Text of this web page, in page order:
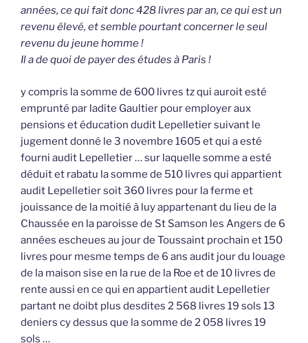
années, ce qui fait donc 428 livres par an, ce qui est un
revenu élevé, et semble pourtant concerner le seul
revenu du jeune homme !
Il a de quoi de payer des études à Paris !
y compris la somme de 600 livres tz qui auroit esté
emprunté par ladite Gaultier pour employer aux
pensions et éducation dudit Lepelletier suivant le
jugement donné le 3 novembre 1605 et qui a esté
fourni audit Lepelletier … sur laquelle somme a esté
déduit et rabatu la somme de 510 livres qui appartient
audit Lepelletier soit 360 livres pour la ferme et
jouissance de la moitié à luy appartenant du lieu de la
Chaussée en la paroisse de St Samson les Angers de 6
années escheues au jour de Toussaint prochain et 150
livres pour mesme temps de 6 ans audit jour du louage
de la maison sise en la rue de la Roe et de 10 livres de
rente aussi en ce qui en appartient audit Lepelletier
partant ne doibt plus desdites 2 568 livres 19 sols 13
deniers cy dessus que la somme de 2 058 livres 19
sols …